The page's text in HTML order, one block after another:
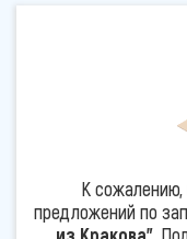
К сожалению,
предложений по